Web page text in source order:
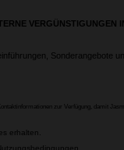
VERGÜNSTIGUNGEN
Sonderangebote
zur Verfügung, damit
erhalten.